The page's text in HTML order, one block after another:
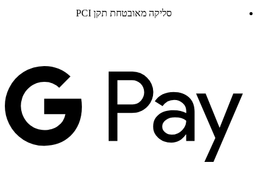
סליקה מאובטחת תקן PCI